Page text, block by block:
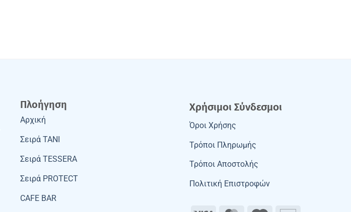
Πλοήγηση
Αρχική
Σειρά TANI
Σειρά TESSERA
Σειρά PROTECT
CAFE BAR
Χρήσιμοι Σύνδεσμοι
Όροι Χρήσης
Τρόποι Πληρωμής
Τρόποι Αποστολής
Πολιτική Επιστροφών